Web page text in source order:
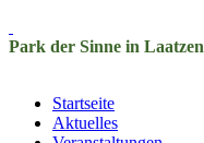
Park der Sinne in Laatzen
Startseite
Aktuelles